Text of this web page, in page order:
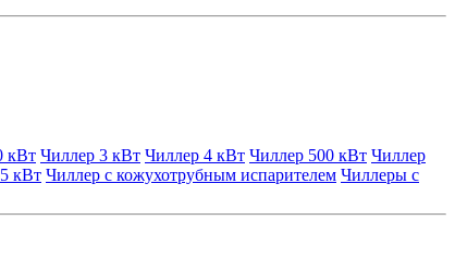
кВт Чиллер 3 кВт Чиллер 4 кВт Чиллер 500 кВт Чиллер
кВт Чиллер с кожухотрубным испарителем Чиллеры с